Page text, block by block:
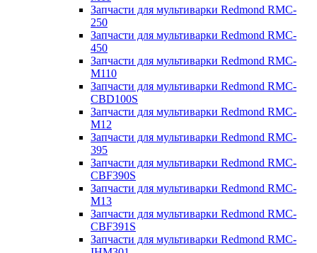
Запчасти для мультиварки Redmond RMC-
250
Запчасти для мультиварки Redmond RMC-
450
Запчасти для мультиварки Redmond RMC-
M110
Запчасти для мультиварки Redmond RMC-
CBD100S
Запчасти для мультиварки Redmond RMC-
M12
Запчасти для мультиварки Redmond RMC-
395
Запчасти для мультиварки Redmond RMC-
CBF390S
Запчасти для мультиварки Redmond RMC-
M13
Запчасти для мультиварки Redmond RMC-
CBF391S
Запчасти для мультиварки Redmond RMC-